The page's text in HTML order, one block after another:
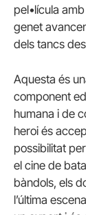
pel•lícula
genet
dels tancs
Aquesta és
component
humana i de
heroi és
possibilitat
el cine de
bàndols, els
l’última